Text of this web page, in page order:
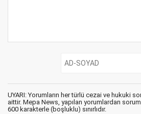
UYARI: Yorumların her türlü cezai ve hukuki
aittir. Mepa News, yapılan yorumlardan
600 karakterle (boşluklu) sınırlıdır.